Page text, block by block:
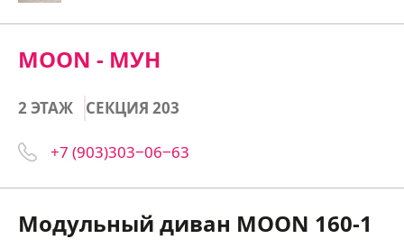
MOON - МУН
2 ЭТАЖ СЕКЦИЯ 203
+7 (903)303‒06‒63
Модульный диван MOON 160-1